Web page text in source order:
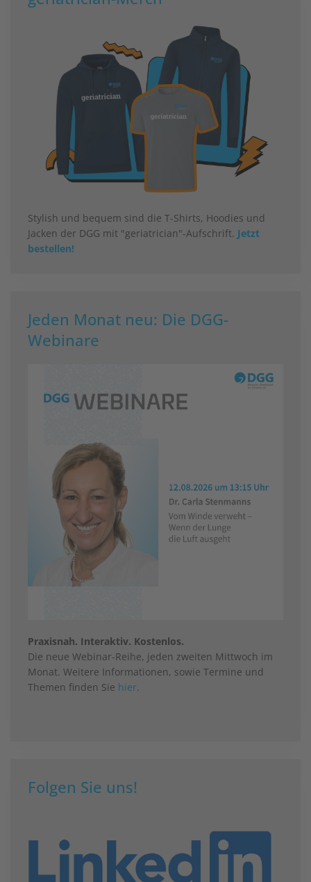
Stylish und bequem sind die T-Shirts, Hoodies und
Jacken der DGG mit "geriatrician"-Aufschrift. Jetzt
bestellen!
Jeden Monat neu: Die DGG-
Webinare
Praxisnah. Interaktiv. Kostenlos.
Die neue Webinar-Reihe, jeden zweiten Mittwoch im
Monat. Weitere Informationen, sowie Termine und
Themen finden Sie hier.
Folgen Sie uns!